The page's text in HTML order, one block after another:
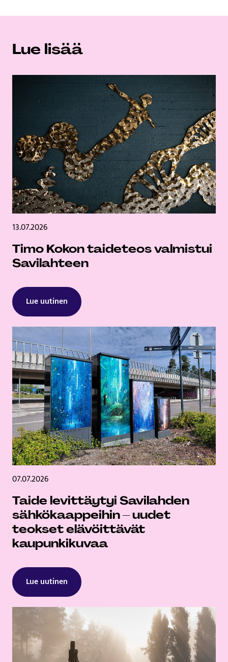
Lue lisää
13.07.2026
Timo Kokon taideteos valmistui
Savilahteen
Lue uutinen
07.07.2026
Taide levittäytyi Savilahden
sähkökaappeihin – uudet
teokset elävöittävät
kaupunkikuvaa
Lue uutinen